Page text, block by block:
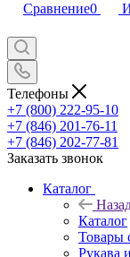
Сравнение0
Телефоны
+7 (800) 222-95-10
+7 (846) 201-76-11
+7 (846) 202-77-81
Заказать звонок
Каталог
Каталог
Товары
Рукава